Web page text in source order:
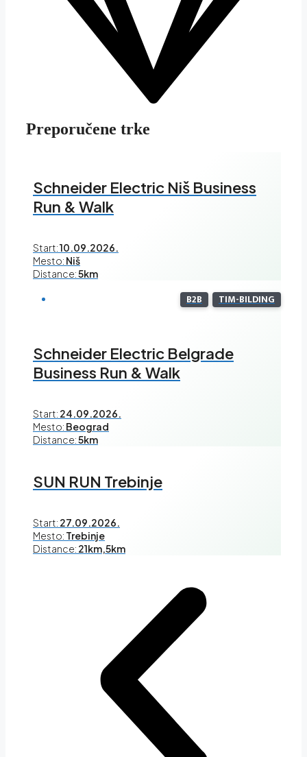
Preporučene trke
Schneider Electric Niš Business
Run & Walk
Start:10.09.2026.
Mesto: Niš
Distance:5km
B2B TIM-BILDING
Schneider Electric Belgrade
Business Run & Walk
Start: 24.09.2026.
Mesto: Beograd
Distance:5km
SUN RUN Trebinje
Start: 27.09.2026.
Mesto: Trebinje
Distance: 21km,5km